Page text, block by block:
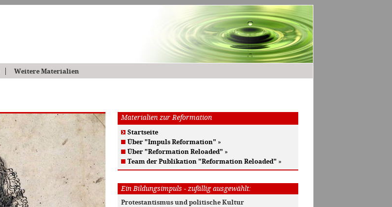
Weitere Materialien
Materialien zur Reformation
Startseite
Über "Impuls Reformation" »
Über "Reformation Reloaded" »
Team der Publikation "Reformation Reloaded" »
Ein Bildungsimpuls - zufällig ausgewählt:
Protestantismus und politische Kultur